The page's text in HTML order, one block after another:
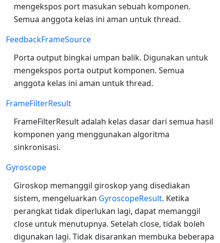
mengekspos port masukan sebuah komponen.
Semua anggota kelas ini aman untuk thread.
FeedbackFrameSource
Porta output bingkai umpan balik. Digunakan untuk
mengekspos porta output komponen. Semua
anggota kelas ini aman untuk thread.
FrameFilterResult
FrameFilterResult adalah kelas dasar dari semua hasil
komponen yang menggunakan algoritma
sinkronisasi.
Gyroscope
Giroskop memanggil giroskop yang disediakan
sistem, mengeluarkan GyroscopeResult. Ketika
perangkat tidak diperlukan lagi, dapat memanggil
close untuk menutupnya. Setelah close, tidak boleh
digunakan lagi. Tidak disarankan membuka beberapa